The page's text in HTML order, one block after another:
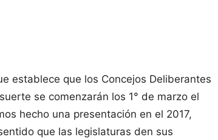
establece que los Concejos Deliberantes
se comenzarán los 1° de marzo el
hecho una presentación en el 2017,
que las legislaturas den sus